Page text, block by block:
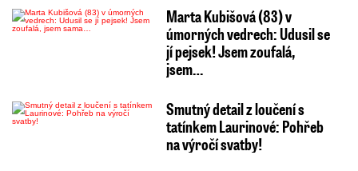
Marta Kubišová (83) v
úmorných vedrech: Udusil se
jí pejsek! Jsem zoufalá,
jsem…
Smutný detail z loučení s
tatínkem Laurinové: Pohřeb
na výročí svatby!